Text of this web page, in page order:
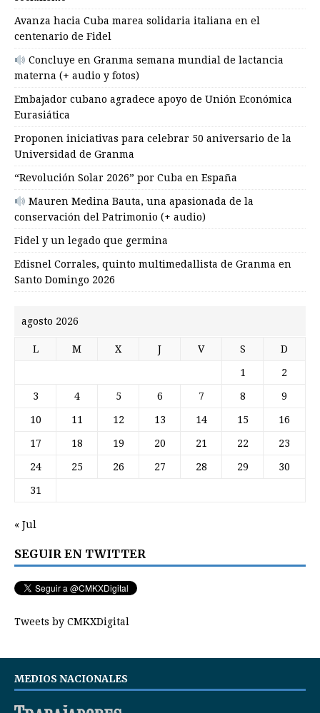
Avanza hacia Cuba marea solidaria italiana en el
centenario de Fidel
Concluye en Granma semana mundial de lactancia
materna (+ audio y fotos)
Embajador cubano agradece apoyo de Unión Económica
Eurasiática
Proponen iniciativas para celebrar 50 aniversario de la
Universidad de Granma
“Revolución Solar 2026” por Cuba en España
Mauren Medina Bauta, una apasionada de la
conservación del Patrimonio (+ audio)
Fidel y un legado que germina
Edisnel Corrales, quinto multimedallista de Granma en
Santo Domingo 2026
agosto 2026
L M X J V S D
1 2
3 4 5 6 7 8 9
10 11 12 13 14 15 16
17 18 19 20 21 22 23
24 25 26 27 28 29 30
31
« Jul
SEGUIR EN TWITTER
Tweets by CMKXDigital
MEDIOS NACIONALES